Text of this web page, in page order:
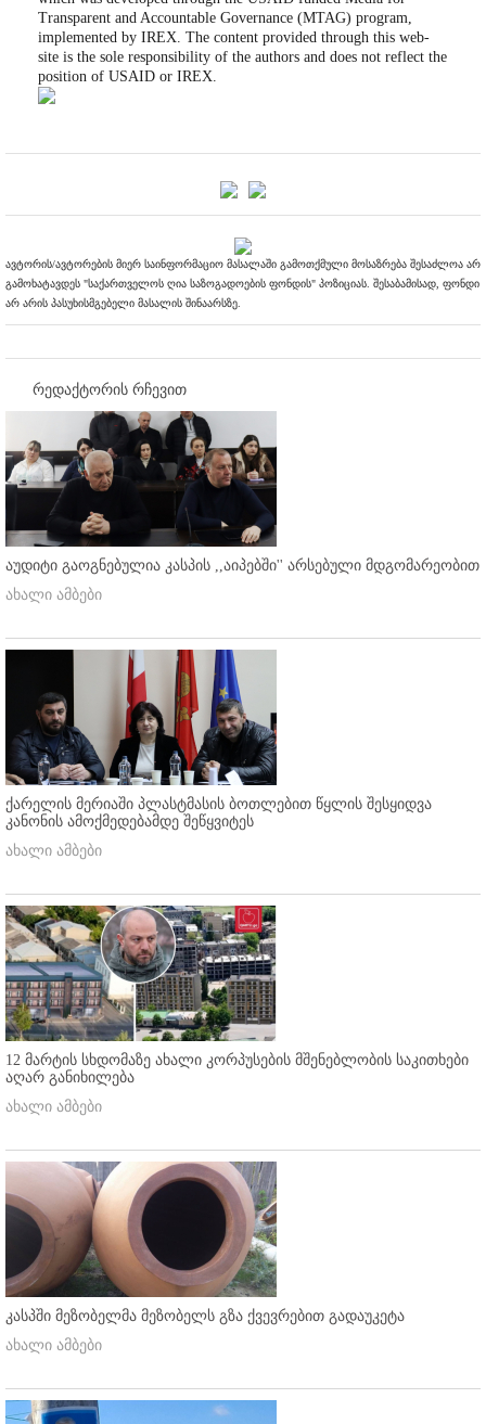
Transparent and Accountable Governance (MTAG) program,
implemented by IREX. The content provided through this web-
site is the sole responsibility of the authors and does not reflect the
position of USAID or IREX.
ავტორის/ავტორების მიერ საინფორმაციო მასალაში გამოთქმული მოსაზრება შესაძლოა არ
გამოხატავდეს "საქართველოს ღია საზოგადოების ფონდის" პოზიციას. შესაბამისად, ფონდი
არ არის პასუხისმგებელი მასალის შინაარსზე.
რედაქტორის რჩევით
აუდიტი გაოგნებულია კასპის ,,აიპებში'' არსებული მდგომარეობით
ახალი ამბები
ქარელის მერიაში პლასტმასის ბოთლებით წყლის შესყიდვა
კანონის ამოქმედებამდე შეწყვიტეს
ახალი ამბები
12 მარტის სხდომაზე ახალი კორპუსების მშენებლობის საკითხები
აღარ განიხილება
ახალი ამბები
კასპში მეზობელმა მეზობელს გზა ქვევრებით გადაუკეტა
ახალი ამბები